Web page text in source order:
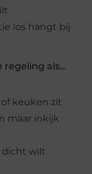
los hangt bij
regeling als…
keuken zit
maar inkijk
dicht wilt